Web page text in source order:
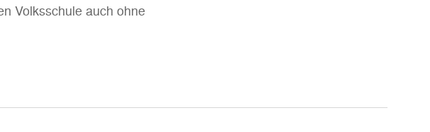
Volksschule auch ohne